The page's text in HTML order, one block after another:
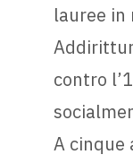
lauree in
contro
A cinque